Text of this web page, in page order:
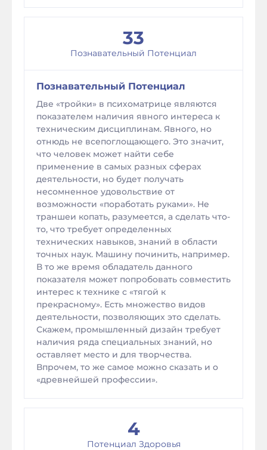
33
Познавательный Потенциал
Познавательный Потенциал
Две «тройки» в психоматрице являются
показателем наличия явного интереса к
техническим дисциплинам. Явного, но
отнюдь не всепоглощающего. Это значит,
что человек может найти себе
применение в самых разных сферах
деятельности, но будет получать
несомненное удовольствие от
возможности «поработать руками». Не
траншеи копать, разумеется, а сделать что-
то, что требует определенных
технических навыков, знаний в области
точных наук. Машину починить, например.
В то же время обладатель данного
показателя может попробовать совместить
интерес к технике с «тягой к
прекрасному». Есть множество видов
деятельности, позволяющих это сделать.
Скажем, промышленный дизайн требует
наличия ряда специальных знаний, но
оставляет место и для творчества.
Впрочем, то же самое можно сказать и о
«древнейшей профессии».
4
Потенциал Здоровья